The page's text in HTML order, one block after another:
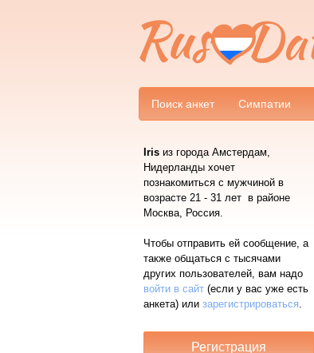
Поиск анкет Симпатии
Iris из города Амстердам,
Нидерланды хочет
познакомиться с мужчиной в
возрасте 21 - 31 лет в районе
Москва, Россия.
Чтобы отправить ей сообщение, а
также общаться с тысячами
других пользователей, вам надо
войти в сайт (если у вас уже есть
анкета) или зарегистрироваться.